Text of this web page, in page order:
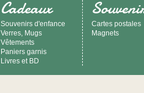
Cadeaux
Souvenirs d'enfance
Verres, Mugs
Vêtements
Paniers garnis
Livres et BD
Cartes postales
Magnets